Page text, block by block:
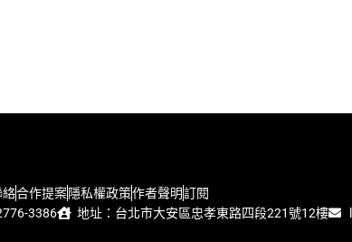
絡合作提案隱私權政策作者聲明訂閱
3386
地址：台北市大安區忠孝東路四段221號12樓